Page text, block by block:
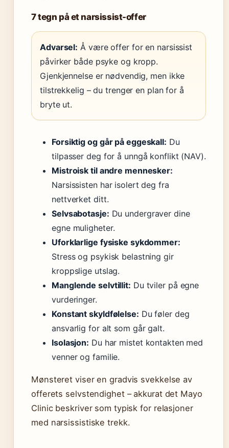
7 tegn på et narsissist-offer
Advarsel: Å være offer for en narsissist
påvirker både psyke og kropp.
Gjenkjennelse er nødvendig, men ikke
tilstrekkelig – du trenger en plan for å
bryte ut.
Forsiktig og går på eggeskall: Du
tilpasser deg for å unngå konflikt (NAV).
Mistroisk til andre mennesker:
Narsissisten har isolert deg fra
nettverket ditt.
Selvsabotasje: Du undergraver dine
egne muligheter.
Uforklarlige fysiske sykdommer:
Stress og psykisk belastning gir
kroppslige utslag.
Manglende selvtillit: Du tviler på egne
vurderinger.
Konstant skyldfølelse: Du føler deg
ansvarlig for alt som går galt.
Isolasjon: Du har mistet kontakten med
venner og familie.
Mønsteret viser en gradvis svekkelse av
offerets selvstendighet – akkurat det Mayo
Clinic beskriver som typisk for relasjoner
med narsissistiske trekk.